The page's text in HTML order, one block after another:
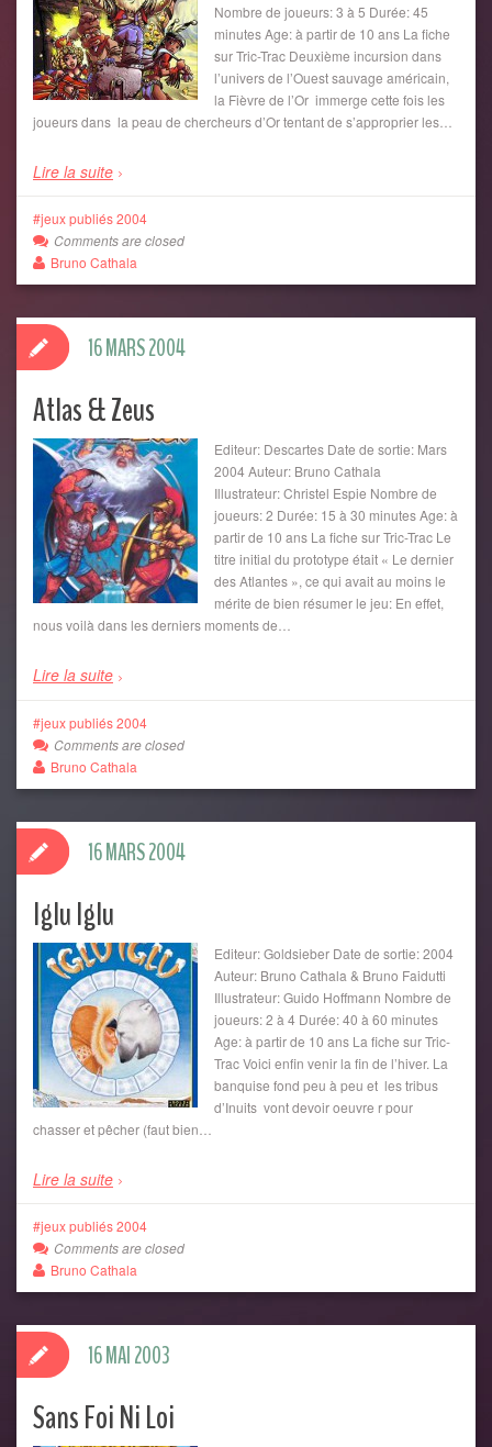
Nombre de joueurs: 3 à 5 Durée: 45
minutes Age: à partir de 10 ans La fiche
sur Tric-Trac Deuxième incursion dans
l’univers de l’Ouest sauvage américain,
la Fièvre de l’Or immerge cette fois les
joueurs dans la peau de chercheurs d’Or tentant de s’approprier les…
Lire la suite
jeux publiés 2004
Comments are closed
Bruno Cathala
Atlas & Zeus
Editeur: Descartes Date de sortie: Mars
2004 Auteur: Bruno Cathala
Illustrateur: Christel Espie Nombre de
joueurs: 2 Durée: 15 à 30 minutes Age: à
partir de 10 ans La fiche sur Tric-Trac Le
titre initial du prototype était « Le dernier
des Atlantes », ce qui avait au moins le
mérite de bien résumer le jeu: En effet,
nous voilà dans les derniers moments de…
Lire la suite
16 MARS 2004
jeux publiés 2004
Comments are closed
Bruno Cathala
Iglu Iglu
Editeur: Goldsieber Date de sortie: 2004
Auteur: Bruno Cathala & Bruno Faidutti
Illustrateur: Guido Hoffmann Nombre de
joueurs: 2 à 4 Durée: 40 à 60 minutes
Age: à partir de 10 ans La fiche sur Tric-
Trac Voici enfin venir la fin de l’hiver. La
banquise fond peu à peu et les tribus
d’Inuits vont devoir oeuvre r pour
chasser et pêcher (faut bien…
Lire la suite
16 MARS 2004
jeux publiés 2004
Comments are closed
Bruno Cathala
Sans Foi Ni Loi
16 MAI 2003